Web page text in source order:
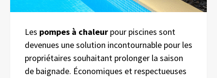
Les pompes à chaleur pour piscines sont
devenues une solution incontournable pour les
propriétaires souhaitant prolonger la saison
de baignade. Économiques et respectueuses